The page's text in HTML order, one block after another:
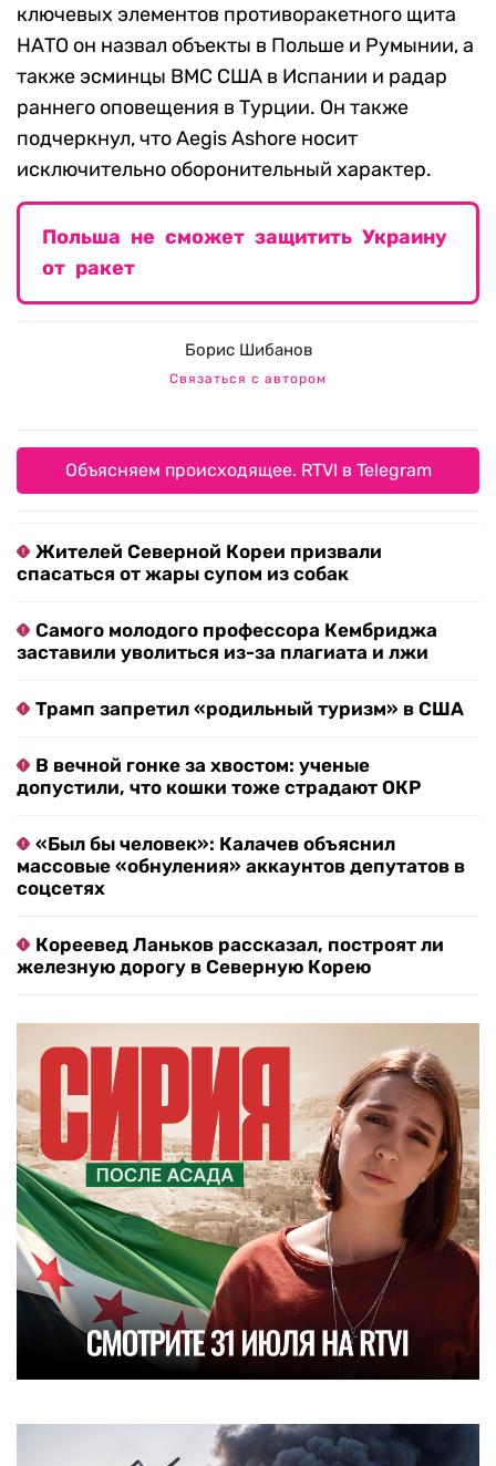
ключевых элементов противоракетного щита
НАТО он назвал объекты в Польше и Румынии, а
также эсминцы ВМС США в Испании и радар
раннего оповещения в Турции. Он также
подчеркнул, что Aegis Ashore носит
исключительно оборонительный характер.
Польша не сможет защитить Украину
от ракет
Борис Шибанов
Связаться с автором
Объясняем происходящее. RTVI в Telegram
Жителей Северной Кореи призвали
спасаться от жары супом из собак
Самого молодого профессора Кембриджа
заставили уволиться из-за плагиата и лжи
Трамп запретил «родильный туризм» в США
В вечной гонке за хвостом: ученые
допустили, что кошки тоже страдают ОКР
«Был бы человек»: Калачев объяснил
массовые «обнуления» аккаунтов депутатов в
соцсетях
Кореевед Ланьков рассказал, построят ли
железную дорогу в Северную Корею